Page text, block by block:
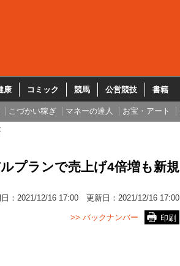
康 コミック 競馬 公営競技 書籍
こづかい稼ぎ マネーの達人 お宝・アート
プランで売上げ4倍増も新規
： 2021/12/16 17:00 更新日： 2021/12/16 17:00
印刷
>> バックナンバー